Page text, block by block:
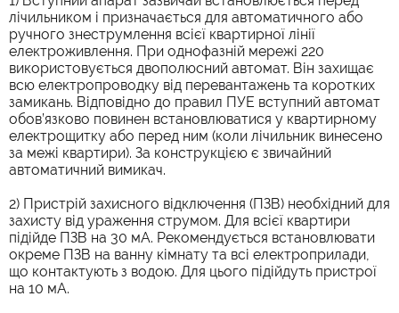
лічильником і призначається для автоматичного або
ручного знеструмлення всієї квартирної лінії
електроживлення. При однофазній мережі 220
використовується двополюсний автомат. Він захищає
всю електропроводку від перевантажень та коротких
замикань. Відповідно до правил ПУЕ вступний автомат
обов’язково повинен встановлюватися у квартирному
електрощитку або перед ним (коли лічильник винесено
за межі квартири). За конструкцією є звичайний
автоматичний вимикач.
2) Пристрій захисного відключення (ПЗВ) необхідний для
захисту від ураження струмом. Для всієї квартири
підійде ПЗВ на 30 мА. Рекомендується встановлювати
окреме ПЗВ на ванну кімнату та всі електроприлади,
що контактують з водою. Для цього підійдуть пристрої
на 10 мА.